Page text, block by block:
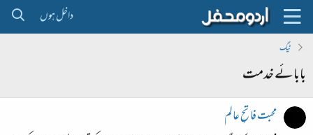
داخل ہوں
ٹیگ
بابائے خدمت
محبت فاتحِ عالم